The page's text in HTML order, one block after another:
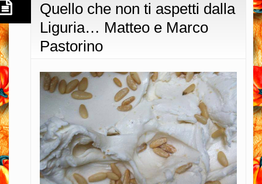
Quello che non ti aspetti dalla
Liguria… Matteo e Marco
Pastorino